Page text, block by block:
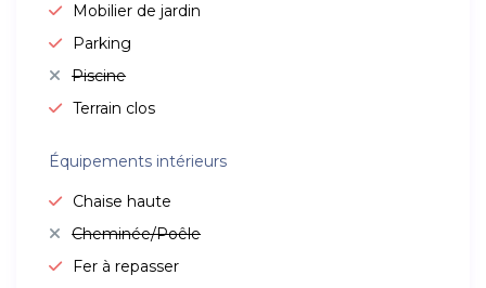
Mobilier de jardin
Parking
Piscine
Terrain clos
Équipements intérieurs
Chaise haute
Cheminée/Poêle
Fer à repasser